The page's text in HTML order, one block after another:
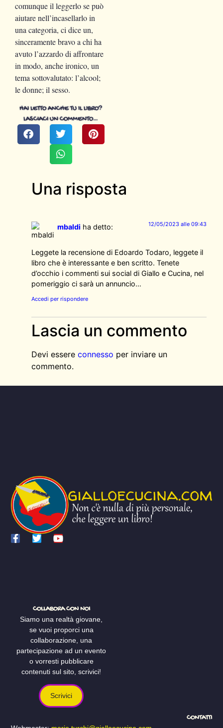
HAI LETTO ANCHE TU IL LIBRO?
LASCIACI UN COMMENTO…
comunque il leggerlo se può
aiutare nell’incasellarlo in
una categoria, ci dice un,
sinceramente bravo a chi ha
avuto l’azzardo di affrontare
in modo, anche ironico, un
tema sottovalutato: l’alcool;
le donne; il sesso.
Una risposta
mbaldi ha detto: 12/05/2023 alle 09:43
Leggete la recensione di Edoardo Todaro, leggete il
libro che è interessante e ben scritto. Tenete
d’occhio i commenti sui social di Giallo e Cucina, nel
pomeriggio ci sarà un annuncio…
Accedi per rispondere
Lascia un commento
Devi essere connesso per inviare un
commento.
COLLABORA CON NOI
Siamo una realtà giovane,
se vuoi proporci una
collaborazione, una
partecipazione ad un evento
o vorresti pubblicare
contenuti sul sito, scrivici!
Scrivici
CONTATTI